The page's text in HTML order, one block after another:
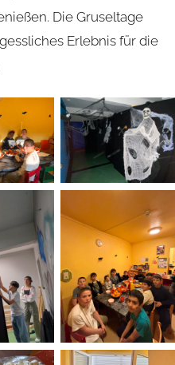
Die Gru­sel­tage
Erleb­nis für die